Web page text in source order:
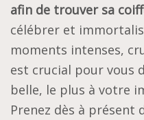
afin de trouver sa
célébrer et
moments intenses,
est crucial pour vous
belle, le plus à votre
Prenez dès à